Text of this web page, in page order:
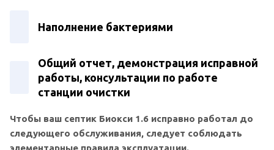
Наполнение бактериями
Общий отчет, демонстрация исправной
работы, консультации по работе
станции очистки
Чтобы ваш септик Биокси 1.6 исправно работал до
следующего обслуживания, следует соблюдать
элементарные правила эксплуатации.